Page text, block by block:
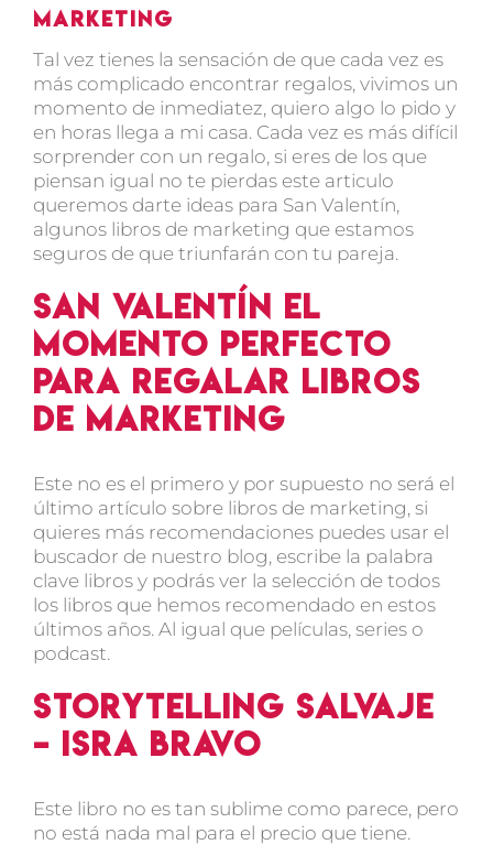
marketing
Tal vez tienes la sensación de que cada vez es
más complicado encontrar regalos, vivimos un
momento de inmediatez, quiero algo lo pido y
en horas llega a mi casa. Cada vez es más difícil
sorprender con un regalo, si eres de los que
piensan igual no te pierdas este articulo
queremos darte ideas para San Valentín,
algunos libros de marketing que estamos
seguros de que triunfarán con tu pareja.
San Valentín el
momento perfecto
para regalar libros
de marketing
Este no es el primero y por supuesto no será el
último artículo sobre libros de marketing, si
quieres más recomendaciones puedes usar el
buscador de nuestro blog, escribe la palabra
clave libros y podrás ver la selección de todos
los libros que hemos recomendado en estos
últimos años. Al igual que películas, series o
podcast.
Storytelling Salvaje
– Isra Bravo
Este libro no es tan sublime como parece, pero
no está nada mal para el precio que tiene.